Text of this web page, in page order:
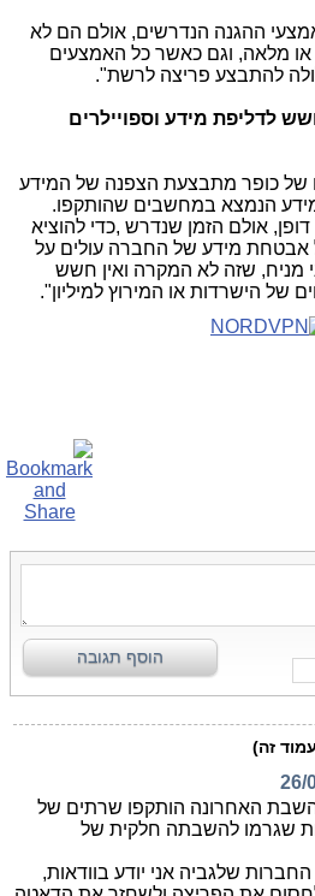
ההגנה הנדרשים, אולם הם לא
או מלאה, וגם כאשר כל האמצעים
להתבצע פריצה לרשת".
לדליפת מידע וספויילרים
של כופר מתבצעת הצפנה של המידע
הנמצא במחשבים שהותקפו.
דופן, אולם הזמן שנדרש ,כדי להוציא
אבטחת מידע של החברה עולים על
מניח, שזה לא המקרה ואין חשש
של הישרדות או המירוץ למיליון".